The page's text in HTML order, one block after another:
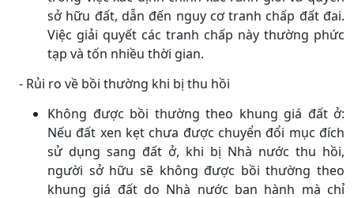
sở hữu đất, dẫn đến nguy cơ tranh chấp đất đai.
Việc giải quyết các tranh chấp này thường phức
tạp và tốn nhiều thời gian.
- Rủi ro về bồi thường khi bị thu hồi
Không được bồi thường theo khung giá đất ở:
Nếu đất xen kẹt chưa được chuyển đổi mục đích
sử dụng sang đất ở, khi bị Nhà nước thu hồi,
người sở hữu sẽ không được bồi thường theo
khung giá đất do Nhà nước ban hành mà chỉ